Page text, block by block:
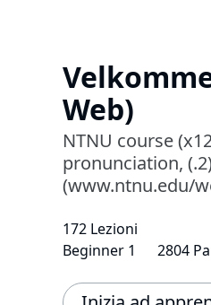
Web)
NTNU course
pronunciation,
(www.ntnu.edu/
172 Lezioni
Beginner 1
2804